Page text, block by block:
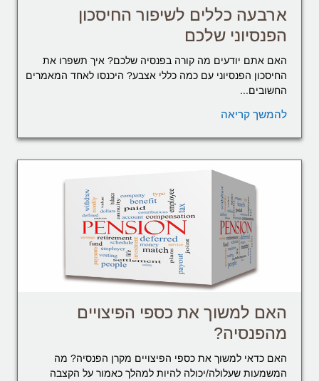
ארבעה כללים לשיפור החיסכון
הפנסיוני שלכם
האם אתם יודעים מה קורה בפנסיה שלכם? איך תשפרו את
החיסכון הפנסיוני עם כמה כללי אצבע? היכנסו לאחד המאמרים
החשובים...
להמשך קריאה
האם למשוך את כספי הפיצויים
מהפנסיה?
האם כדאי למשוך את כספי הפיצויים מקרן הפנסיה? מה
המשמעות שעלולה/יכולה להיות למהלך כאמור על הקצבה